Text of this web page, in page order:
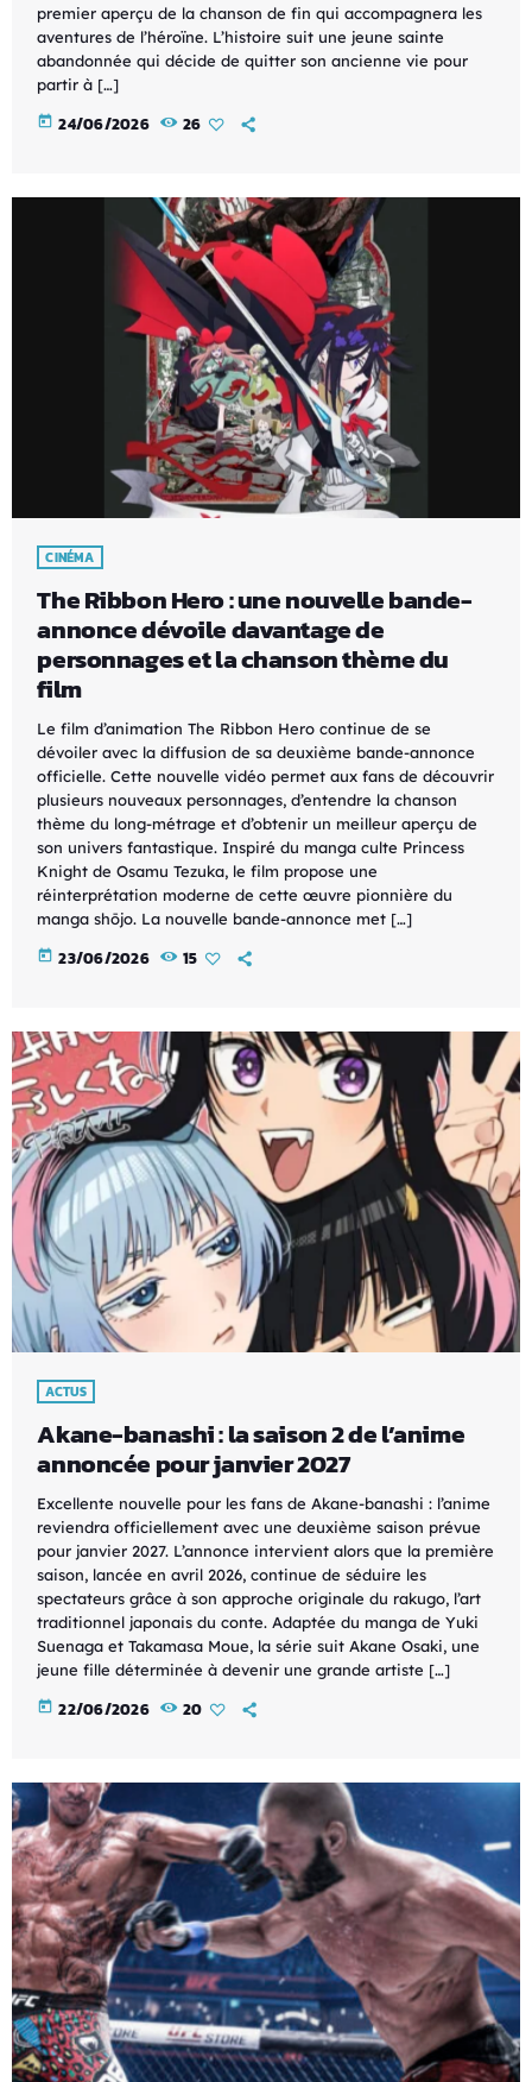
premier aperçu de la chanson de fin qui accompagnera les
aventures de l’héroïne. L’histoire suit une jeune sainte
abandonnée qui décide de quitter son ancienne vie pour
partir à […]
today 24/06/2026 26
CINÉMA
The Ribbon Hero : une nouvelle bande-
annonce dévoile davantage de
personnages et la chanson thème du
film
Le film d’animation The Ribbon Hero continue de se
dévoiler avec la diffusion de sa deuxième bande-annonce
officielle. Cette nouvelle vidéo permet aux fans de découvrir
plusieurs nouveaux personnages, d’entendre la chanson
thème du long-métrage et d’obtenir un meilleur aperçu de
son univers fantastique. Inspiré du manga culte Princess
Knight de Osamu Tezuka, le film propose une
réinterprétation moderne de cette œuvre pionnière du
manga shōjo. La nouvelle bande-annonce met […]
today 23/06/2026 15
ACTUS
Akane-banashi : la saison 2 de l’anime
annoncée pour janvier 2027
Excellente nouvelle pour les fans de Akane-banashi : l’anime
reviendra officiellement avec une deuxième saison prévue
pour janvier 2027. L’annonce intervient alors que la première
saison, lancée en avril 2026, continue de séduire les
spectateurs grâce à son approche originale du rakugo, l’art
traditionnel japonais du conte. Adaptée du manga de Yuki
Suenaga et Takamasa Moue, la série suit Akane Osaki, une
jeune fille déterminée à devenir une grande artiste […]
today 22/06/2026 20